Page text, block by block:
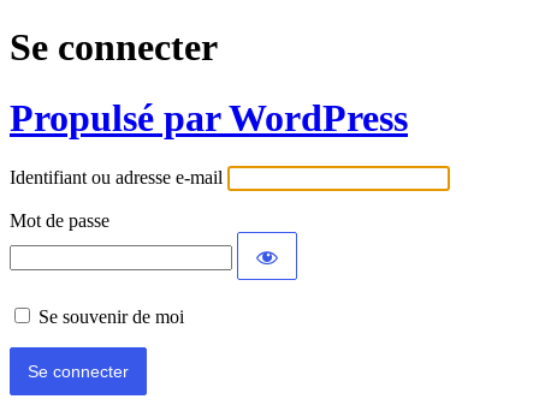
Se connecter
Propulsé par WordPress
Identifiant ou adresse e-mail
Mot de passe
Se souvenir de moi